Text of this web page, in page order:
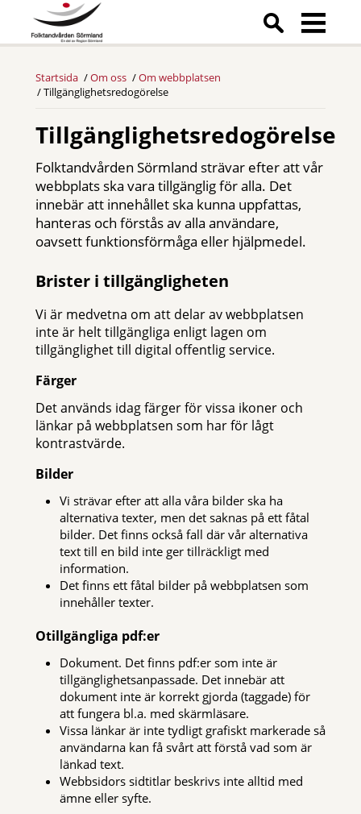
Startsida Om oss
Om webbplatsen
Tillgänglighetsredogörelse
Tillgänglighetsredogörelse
Folktandvården Sörmland strävar efter att vår
webbplats ska vara tillgänglig för alla. Det
innebär att innehållet ska kunna uppfattas,
hanteras och förstås av alla användare,
oavsett funktionsförmåga eller hjälpmedel.
Brister i tillgängligheten
Vi är medvetna om att delar av webbplatsen
inte är helt tillgängliga enligt lagen om
tillgänglighet till digital offentlig service.
Färger
Det används idag färger för vissa ikoner och
länkar på webbplatsen som har för lågt
kontrastvärde.
Bilder
Vi strävar efter att alla våra bilder ska ha
alternativa texter, men det saknas på ett fåtal
bilder. Det finns också fall där vår alternativa
text till en bild inte ger tillräckligt med
information.
Det finns ett fåtal bilder på webbplatsen som
innehåller texter.
Otillgängliga pdf:er
Dokument. Det finns pdf:er som inte är
tillgänglighetsanpassade. Det innebär att
dokument inte är korrekt gjorda (taggade) för
att fungera bl.a. med skärmläsare.
Vissa länkar är inte tydligt grafiskt markerade så
användarna kan få svårt att förstå vad som är
länkad text.
Webbsidors sidtitlar beskrivs inte alltid med
ämne eller syfte.